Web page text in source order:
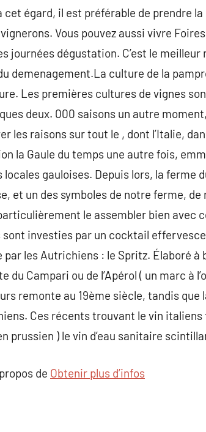
cet égard, il est préférable de prendre
Vous pouvez aussi vivre
journées dégustation. C’est le
demenagement.La culture de la
Les premières cultures de vignes
deux. 000 saisons un autre
les raisons sur tout le , dont l’Italie,
la Gaule du temps une autre fois,
gauloises. Depuis lors, la ferme
et un des symboles de notre ferme,
le assembler bien avec
investies par un cocktail
les Autrichiens : le Spritz. Élaboré à
du Campari ou de l’Apérol ( un marc à
remonte au 19ème siècle, tandis
Ces récents trouvant le vin
prussien ) le vin d’eau sanitaire
de Obtenir plus d’infos